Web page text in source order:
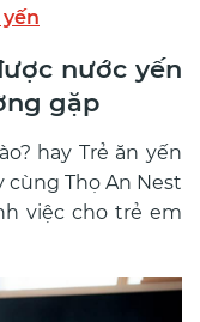
nước yến
gặp
hay Trẻ ăn yến
cùng Thọ An Nest
việc cho trẻ em